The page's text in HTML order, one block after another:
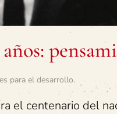
para el desarrollo.
el centenario del